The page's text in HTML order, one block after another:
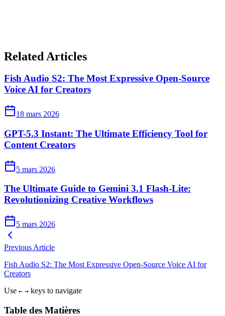
Related Articles
Fish Audio S2: The Most Expressive Open-Source
Voice AI for Creators
18 mars 2026
GPT-5.3 Instant: The Ultimate Efficiency Tool for
Content Creators
5 mars 2026
The Ultimate Guide to Gemini 3.1 Flash-Lite:
Revolutionizing Creative Workflows
5 mars 2026
Previous Article
Fish Audio S2: The Most Expressive Open-Source Voice AI for
Creators
Use ← → keys to navigate
Table des Matières